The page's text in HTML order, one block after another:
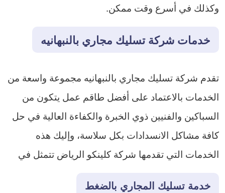
وكذلك في أسرع وقت ممكن.
خدمات شركة تسليك مجاري بالنبهانيه
تقدم شركة تسليك مجاري بالنبهانيه مجموعة واسعة من
الخدمات بالاعتماد على أفضل طاقم عمل يتكون من
السباكين والفنيين ذوي الخبرة والكفاءة العالية في حل
كافة مشاكل الانسدادات بكل سلاسة، وإليك هذه
الخدمات التي تقدمها شركة كلينكو الرياض تتمثل في
خدمة تسليك المجاري بالضغط